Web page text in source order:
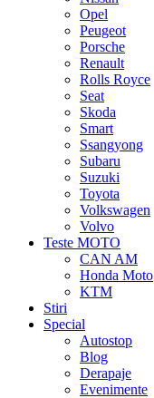
Opel
Peugeot
Porsche
Renault
Rolls Royce
Seat
Skoda
Smart
Ssangyong
Subaru
Suzuki
Toyota
Volkswagen
Volvo
Teste MOTO
CAN AM
Honda Moto
KTM
Stiri
Special
Autostop
Blog
Derapaje
Evenimente